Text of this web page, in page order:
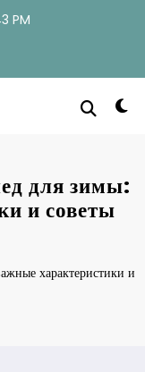
PM
для зимы:
и советы
характеристики и